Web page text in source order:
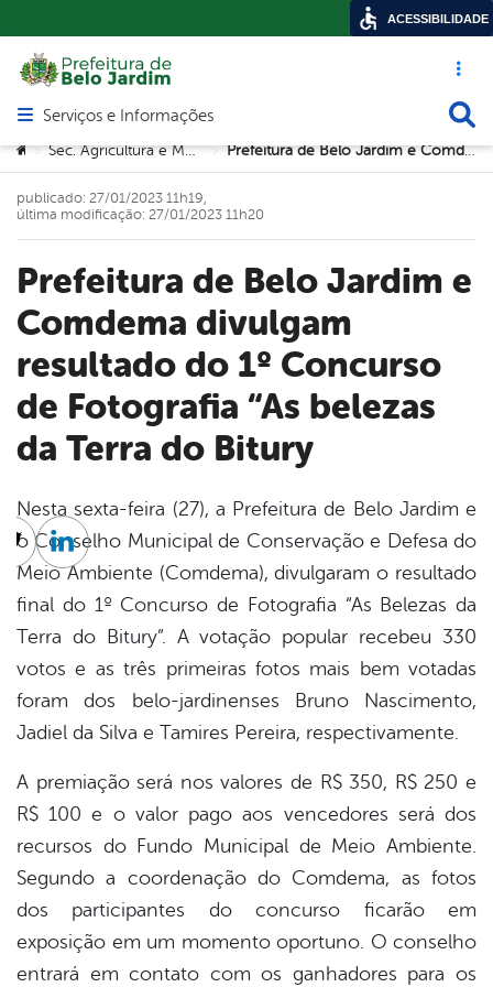
Acesso
Abrir menu principal de navegação
Serviços e Informações
Você está aqui:
> Sec. Agricultura e Meio Ambiente > Prefeitura de Belo Jardim e Comdema divulgam resultado do 1º Concurso de Fotografia “As belezas da Terra do Bitury
Prefeitura de Belo Jardim e
Comdema divulgam
resultado do 1º Concurso
de Fotografia “As belezas
da Terra do Bitury
publicado: 27/01/2023 11h19,
última modificação: 27/01/2023 11h20
Nesta sexta-feira (27), a Prefeitura de Belo Jardim e
o Conselho Municipal de Conservação e Defesa do
Meio Ambiente (Comdema), divulgaram o resultado
final do 1º Concurso de Fotografia “As Belezas da
Terra do Bitury”. A votação popular recebeu 330
votos e as três primeiras fotos mais bem votadas
foram dos belo-jardinenses Bruno Nascimento,
Jadiel da Silva e Tamires Pereira, respectivamente.
A premiação será nos valores de R$ 350, R$ 250 e
R$ 100 e o valor pago aos vencedores será dos
recursos do Fundo Municipal de Meio Ambiente.
Segundo a coordenação do Comdema, as fotos
dos participantes do concurso ficarão em
exposição em um momento oportuno. O conselho
entrará em contato com os ganhadores para os
Twitter
Linkedin
ACESSIBILIDADE